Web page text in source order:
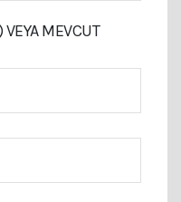
VEYA MEVCUT